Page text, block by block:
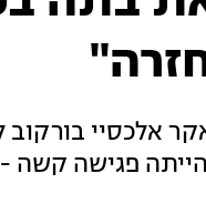
אלכסיי
הייתה פגישה